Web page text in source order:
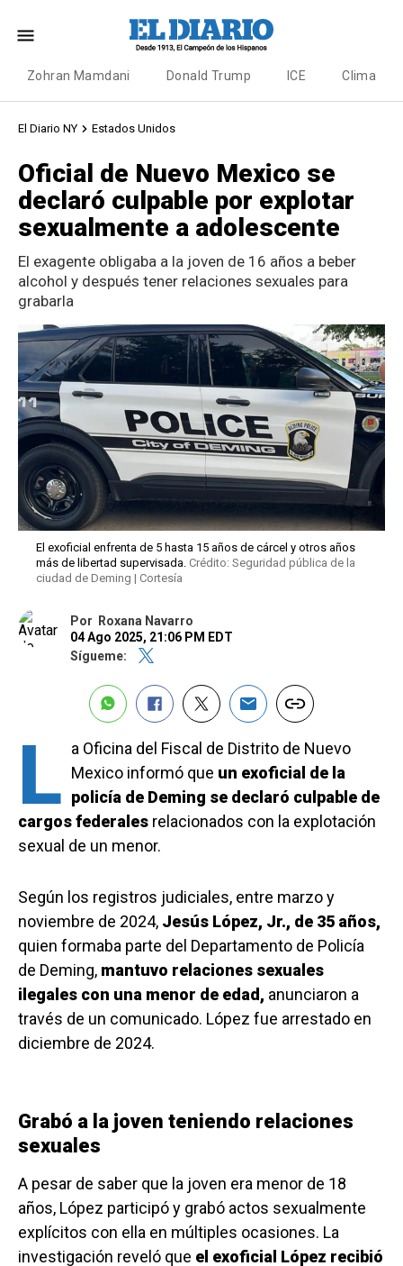
Zohran Mamdani Donald Trump ICE Clima
El Diario NY Estados Unidos
Oficial de Nuevo Mexico se
declaró culpable por explotar
sexualmente a adolescente
El exagente obligaba a la joven de 16 años a beber
alcohol y después tener relaciones sexuales para
grabarla
El exoficial enfrenta de 5 hasta 15 años de cárcel y otros años
más de libertad supervisada. Crédito: Seguridad pública de la
ciudad de Deming | Cortesía
Por
Roxana Navarro
04 Ago 2025, 21:06 PM EDT
Sígueme:
L a Oficina del Fiscal de Distrito de Nuevo
Mexico informó que un exoficial de la
policía de Deming se declaró culpable de
cargos federales relacionados con la explotación
sexual de un menor.
Según los registros judiciales, entre marzo y
noviembre de 2024, Jesús López, Jr., de 35 años,
quien formaba parte del Departamento de Policía
de Deming, mantuvo relaciones sexuales
ilegales con una menor de edad, anunciaron a
través de un comunicado. López fue arrestado en
diciembre de 2024.
Grabó a la joven teniendo relaciones
sexuales
A pesar de saber que la joven era menor de 18
años, López participó y grabó actos sexualmente
explícitos con ella en múltiples ocasiones. La
investigación reveló que el exoficial López recibió